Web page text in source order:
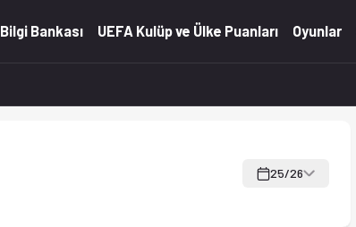
Bilgi Bankası UEFA Kulüp ve Ülke Puanları Oyunlar
25/26